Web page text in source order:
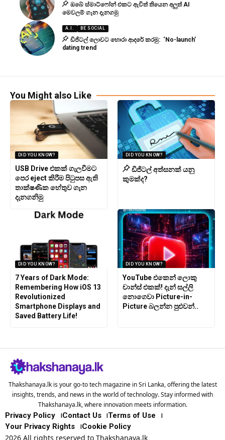
ඔබේ ස්මාට්ෆෝන් එකට ඇවිත් තියෙන අලුත් AI
මෙවලම් ගැන දැනගමු
A.I. BE SOCIAL
ඩිජිටල් ලොවට හොරා ආදරේ කරමු: ‘No-launch’
dating trend
You Might also Like
DID YOU KNOW?
USB Drive එකක් ගැලවීමට
පෙර eject කිරීම පිටුපස ඇති
තාක්ෂණික හේතුව ගැන
දැනගනිමු
DID YOU KNOW?
ඩිජිටල් අත්සනක් යනු
කුමක්ද?
DID YOU KNOW?
7 Years of Dark Mode:
Remembering How iOS 13
Revolutionized
Smartphone Displays and
Saved Battery Life!
DID YOU KNOW?
YouTube එකෙන් ලොකු
චාන්ස් එකක්! දැන් සල්ලි
නොගෙවා Picture-in-
Picture බලන්න පුළුවන්..
Thakshanaya.lk is your go-to tech magazine in Sri Lanka, offering the latest
insights, trends, and news in the world of technology. Stay informed with
Thakshanaya.lk, where innovation meets information.
Privacy Policy Contact Us
Terms of Use
Your Privacy Rights
Cookie Policy
2026 All rights reserved to Thakshanaya.lk